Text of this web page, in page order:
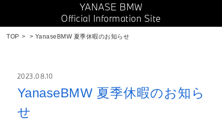
YANASE BMW
Official Information Site
TOP YanaseBMW 夏季休暇のお知らせ
2023.08.10
YanaseBMW 夏季休暇のお知ら
せ